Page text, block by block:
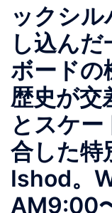
ックシル
し込ん
ボードの
歴史が交
とスケ
合した特
Ishod。
AM9:00